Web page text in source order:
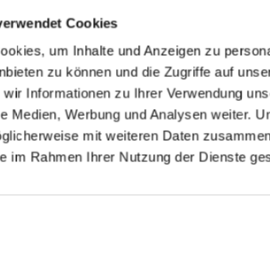
Cookies
um Inhalte und Anzeigen zu
zu können und die Zugriffe auf
Informationen zu Ihrer Verwendung
Medien, Werbung und Analysen weiter.
mit weiteren Daten
im Rahmen Ihrer Nutzung der Dienste